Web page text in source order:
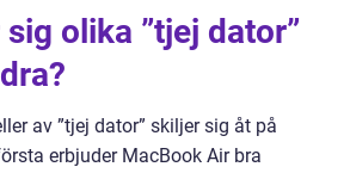
olika ”tjej dator”
av ”tjej dator” skiljer sig åt på
erbjuder MacBook Air bra